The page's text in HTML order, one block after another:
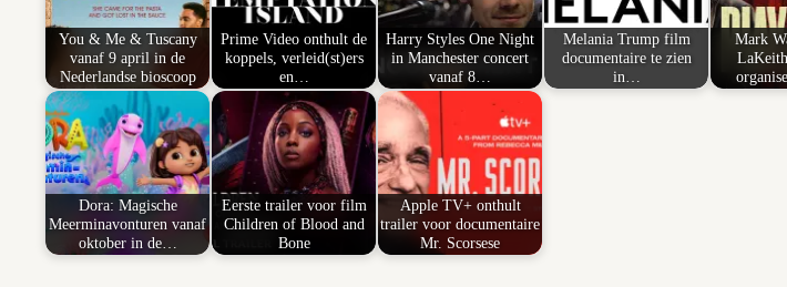
You & Me & Tuscany
vanaf 9 april in de
Nederlandse bioscoop
Prime Video onthult de
koppels, verleid(st)ers
en…
Harry Styles One Night
in Manchester concert
vanaf 8…
Melania Trump film
documentaire te zien
in…
Mark
Dora: Magische
Meerminavonturen vanaf
oktober in de…
Eerste trailer voor film
Children of Blood and
Bone
Apple TV+ onthult
trailer voor documentaire
Mr. Scorsese